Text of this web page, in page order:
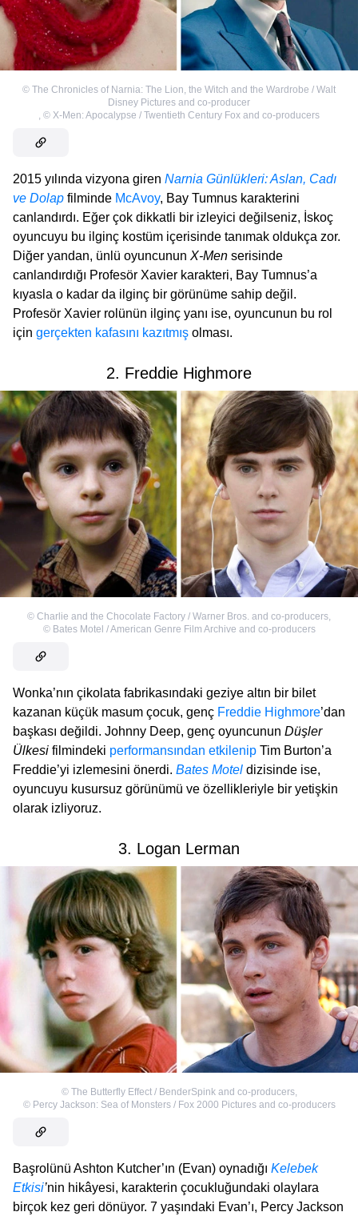
© The Chronicles of Narnia: The Lion, the Witch and the Wardrobe / Walt
Disney Pictures and co-producer
, © X-Men: Apocalypse / Twentieth Century Fox and co-producers
2015 yılında vizyona giren Narnia Günlükleri: Aslan, Cadı
ve Dolap filminde McAvoy, Bay Tumnus karakterini
canlandırdı. Eğer çok dikkatli bir izleyici değilseniz, İskoç
oyuncuyu bu ilginç kostüm içerisinde tanımak oldukça zor.
Diğer yandan, ünlü oyuncunun X-Men serisinde
canlandırdığı Profesör Xavier karakteri, Bay Tumnus’a
kıyasla o kadar da ilginç bir görünüme sahip değil.
Profesör Xavier rolünün ilginç yanı ise, oyuncunun bu rol
için gerçekten kafasını kazıtmış olması.
2. Freddie Highmore
© Charlie and the Chocolate Factory / Warner Bros. and co-producers,
© Bates Motel / American Genre Film Archive and co-producers
Wonka’nın çikolata fabrikasındaki geziye altın bir bilet
kazanan küçük masum çocuk, genç Freddie Highmore’dan
başkası değildi. Johnny Deep, genç oyuncunun Düşler
Ülkesi filmindeki performansından etkilenip Tim Burton’a
Freddie’yi izlemesini önerdi. Bates Motel dizisinde ise,
oyuncuyu kusursuz görünümü ve özellikleriyle bir yetişkin
olarak izliyoruz.
3. Logan Lerman
© The Butterfly Effect / BenderSpink and co-producers,
© Percy Jackson: Sea of Monsters / Fox 2000 Pictures and co-producers
Başrolünü Ashton Kutcher’ın (Evan) oynadığı Kelebek
Etkisi’nin hikâyesi, karakterin çocukluğundaki olaylara
birçok kez geri dönüyor. 7 yaşındaki Evan’ı, Percy Jackson